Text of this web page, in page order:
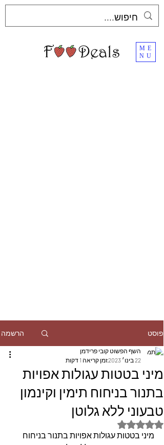
ME
NU
פוסט הרשמה
מיני בטטות עגולות אפויות
בתנור בניחוח תימין וקינמון
טבעוני ללא גלוטן
השף הפשוט קובי פרידמן
22 בינו׳ 2023
זמן קריאה 1 דקות
דירוג של NaN מתוך 5 כוכבים
מיני בטטות עגולות אפויות בתנור בניחוח